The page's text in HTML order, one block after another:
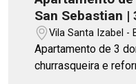
San Sebastian |
1 vaga
Vila Santa Izabel -
Apartamento de 3
churrasqueira e